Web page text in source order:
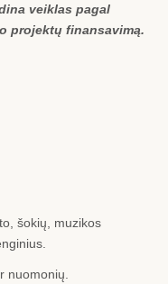
veiklas pagal
projektų finansavimą.
šokių, muzikos
nuomonių.